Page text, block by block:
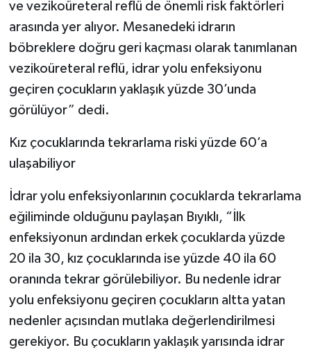
ve vezikoüreteral reflü de önemli risk faktörleri
arasında yer alıyor. Mesanedeki idrarın
böbreklere doğru geri kaçması olarak tanımlanan
vezikoüreteral reflü, idrar yolu enfeksiyonu
geçiren çocukların yaklaşık yüzde 30’unda
görülüyor” dedi.
Kız çocuklarında tekrarlama riski yüzde 60’a
ulaşabiliyor
İdrar yolu enfeksiyonlarının çocuklarda tekrarlama
eğiliminde olduğunu paylaşan Bıyıklı, “İlk
enfeksiyonun ardından erkek çocuklarda yüzde
20 ila 30, kız çocuklarında ise yüzde 40 ila 60
oranında tekrar görülebiliyor. Bu nedenle idrar
yolu enfeksiyonu geçiren çocukların altta yatan
nedenler açısından mutlaka değerlendirilmesi
gerekiyor. Bu çocukların yaklaşık yarısında idrar